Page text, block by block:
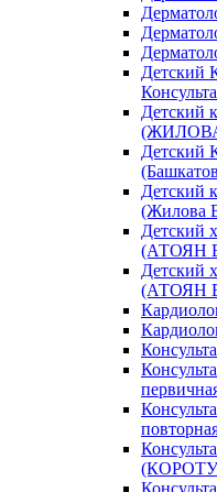
Детский
Детский
Детский
Детский
(Жилова
Детский
(АТОЯН
Детский
(АТОЯН